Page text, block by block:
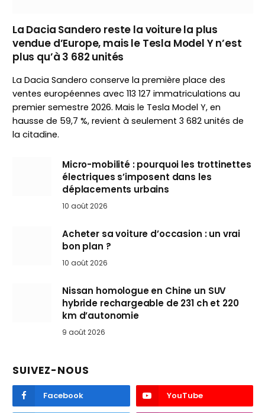
La Dacia Sandero reste la voiture la plus
vendue d’Europe, mais le Tesla Model Y n’est
plus qu’à 3 682 unités
La Dacia Sandero conserve la première place des
ventes européennes avec 113 127 immatriculations au
premier semestre 2026. Mais le Tesla Model Y, en
hausse de 59,7 %, revient à seulement 3 682 unités de
la citadine.
Micro-mobilité : pourquoi les trottinettes
électriques s’imposent dans les
déplacements urbains
10 août 2026
Acheter sa voiture d’occasion : un vrai
bon plan ?
10 août 2026
Nissan homologue en Chine un SUV
hybride rechargeable de 231 ch et 220
km d’autonomie
9 août 2026
SUIVEZ-NOUS
Facebook YouTube